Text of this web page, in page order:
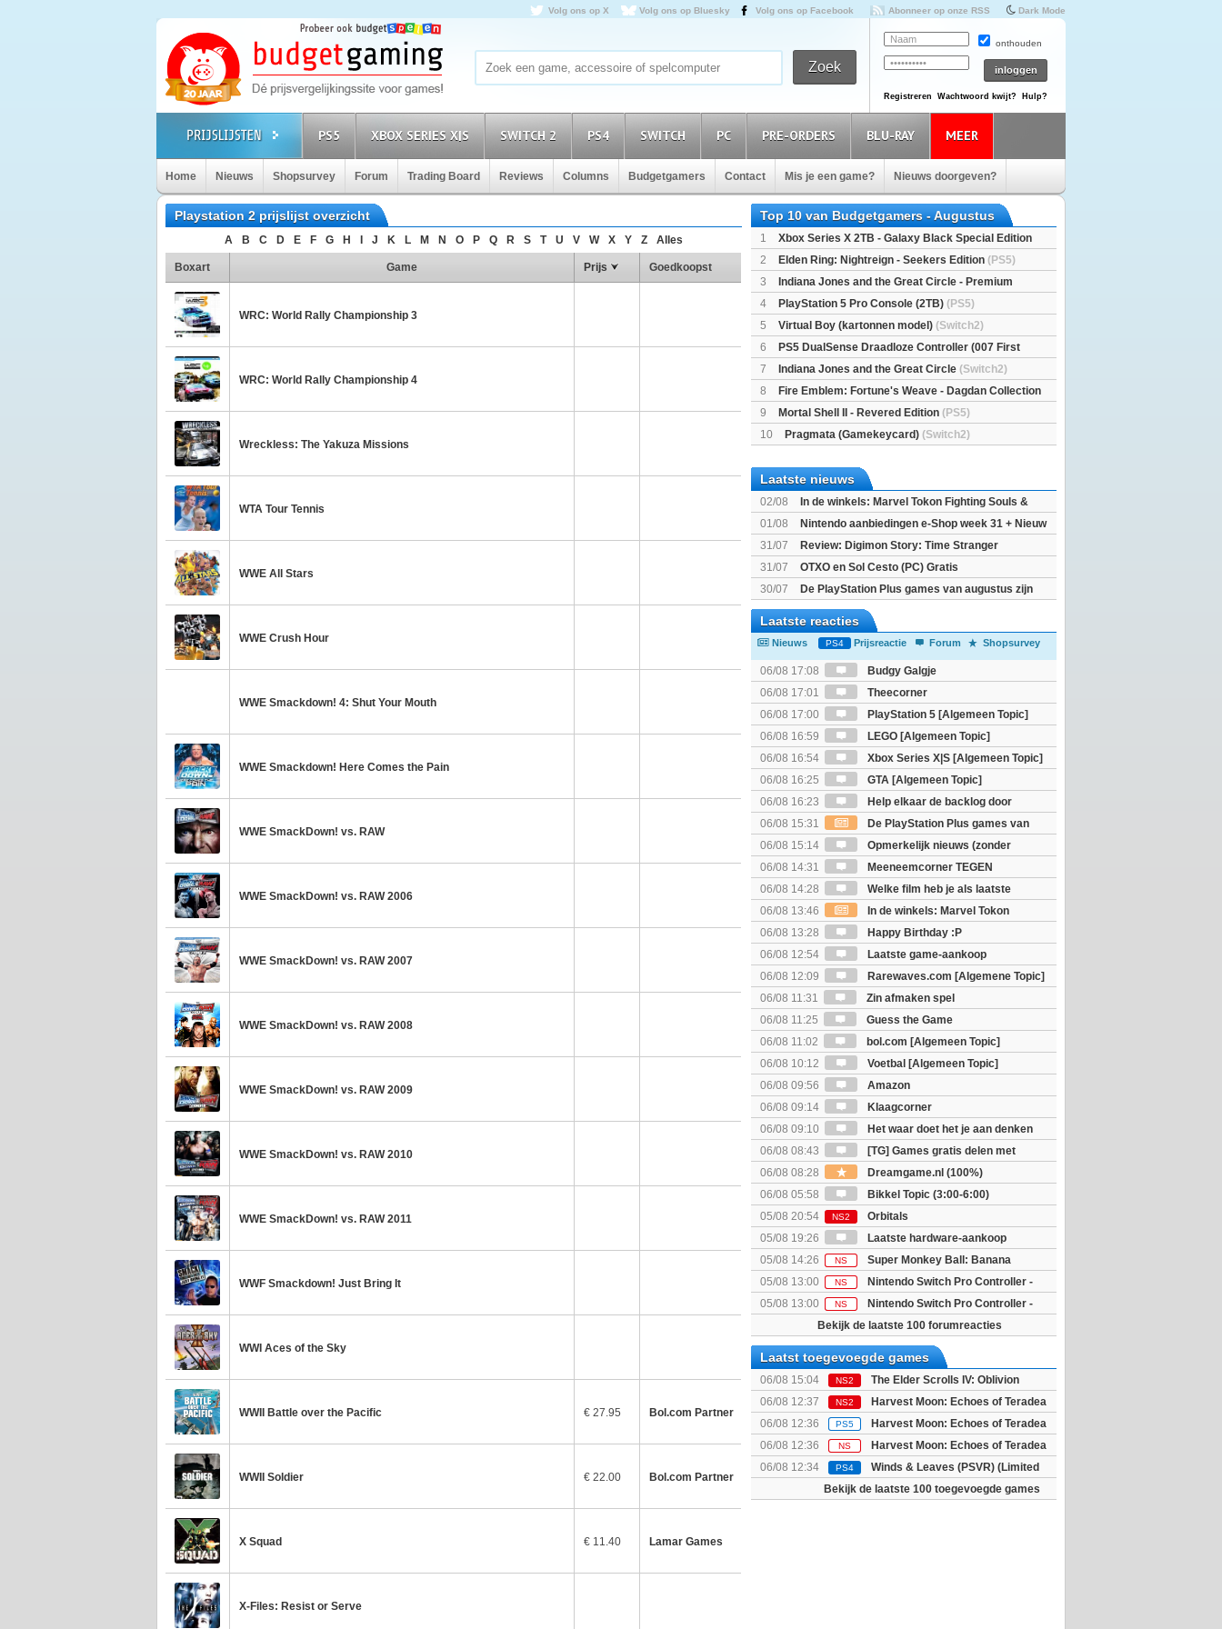
Volg ons op X Volg ons op Bluesky Volg ons op Facebook Abonneer op onze RSS Dark Mode
onthouden
Registreren Wachtwoord kwijt? Hulp?
PS5 XBOX SERIES X|S SWITCH 2 PS4 SWITCH PC PRE-ORDERS BLU-RAY MEER
Home Nieuws Shopsurvey Forum Trading Board Reviews Columns Budgetgamers Contact Mis je een game? Nieuws doorgeven?
Playstation 2 prijslijst overzicht
A B C D E F G H J K L M N O P Q R S T U V W X Y Z Alles
Boxart Game Prijs Goedkoopst
WRC: World Rally Championship 3
WRC: World Rally Championship 4
Wreckless: The Yakuza Missions
WTA Tour Tennis
WWE All Stars
WWE Crush Hour
WWE Smackdown! 4: Shut Your Mouth
WWE Smackdown! Here Comes the Pain
WWE SmackDown! vs. RAW
WWE SmackDown! vs. RAW 2006
WWE SmackDown! vs. RAW 2007
WWE SmackDown! vs. RAW 2008
WWE SmackDown! vs. RAW 2009
WWE SmackDown! vs. RAW 2010
WWE SmackDown! vs. RAW 2011
WWF Smackdown! Just Bring It
WWI Aces of the Sky
WWII Battle over the Pacific € 27.95 Bol.com Partner
WWII Soldier € 22.00 Bol.com Partner
X Squad € 11.40 Lamar Games
X-Files: Resist or Serve
Top 10 van Budgetgamers - Augustus
1
Xbox Series X 2TB - Galaxy Black Special Edition
(XboxSeriesX)
2 Elden Ring: Nightreign - Seekers Edition (PS5)
3
Indiana Jones and the Great Circle - Premium
Edition(PS5)
4 PlayStation 5 Pro Console (2TB) (PS5)
5
Virtual Boy (kartonnen model) (Switch2)
6
PS5 DualSense Draadloze Controller (007 First
Light Limited Edition)(PS5)
7 Indiana Jones and the Great Circle (Switch2)
8
Fire Emblem: Fortune's Weave - Dagdan Collection
(Switch2)
9 Mortal Shell II - Revered Edition (PS5)
10
Pragmata (Gamekeycard) (Switch2)
Laatste nieuws
02/08
In de winkels: Marvel Tokon Fighting Souls &
Beast of Reincarnation
01/08
Nintendo aanbiedingen e-Shop week 31 + Nieuw
voor Switch 2
31/07
Review: Digimon Story: Time Stranger
31/07
OTXO en Sol Cesto (PC) Gratis
30/07
De PlayStation Plus games van augustus zijn
Laatste reacties
Nieuws PS4 Prijsreactie Forum Shopsurvey
06/08 17:08
Budgy Galgje
06/08 17:01
Theecorner
06/08 17:00
PlayStation 5 [Algemeen Topic]
06/08 16:59
LEGO [Algemeen Topic]
06/08 16:54
Xbox Series X|S [Algemeen Topic]
06/08 16:25
GTA [Algemeen Topic]
06/08 16:23
Help elkaar de backlog door
06/08 15:31
De PlayStation Plus games van
augustus zijn bekend
06/08 15:14
Opmerkelijk nieuws (zonder
politiek/religie)
06/08 14:31
Meeneemcorner TEGEN
KOSTPRIJS
06/08 14:28
Welke film heb je als laatste
gezien?
06/08 13:46
In de winkels: Marvel Tokon
Fighting Souls & Beast of Reincarnation
06/08 13:28
Happy Birthday :P
06/08 12:54
Laatste game-aankoop
06/08 12:09
Rarewaves.com [Algemene Topic]
06/08 11:31
Zin afmaken spel
06/08 11:25
Guess the Game
06/08 11:02
bol.com [Algemeen Topic]
06/08 10:12
Voetbal [Algemeen Topic]
06/08 09:56
Amazon
06/08 09:14
Klaagcorner
06/08 09:10
Het waar doet het je aan denken
spel! (3 posts wachten!)
06/08 08:43
[TG] Games gratis delen met
elkaar.
06/08 08:28
Dreamgame.nl (100%)
06/08 05:58
Bikkel Topic (3:00-6:00)
05/08 20:54
NS2
Orbitals
05/08 19:26
Laatste hardware-aankoop
05/08 14:26
NS
Super Monkey Ball: Banana
Rumble
05/08 13:00 NS
Nintendo Switch Pro Controller -
Splatoon 3 Edition
05/08 13:00 NS
Nintendo Switch Pro Controller -
Monster Hunter Rise Sunbreak Edition
Bekijk de laatste 100 forumreacties
Laatst toegevoegde games
06/08 15:04 NS2
The Elder Scrolls IV: Oblivion
Remastered - Deluxe E...
06/08 12:37 NS2
Harvest Moon: Echoes of Teradea
06/08 12:36
PS5
Harvest Moon: Echoes of Teradea
06/08 12:36
NS
Harvest Moon: Echoes of Teradea
06/08 12:34
PS4
Winds & Leaves (PSVR) (Limited
Bekijk de laatste 100 toegevoegde games